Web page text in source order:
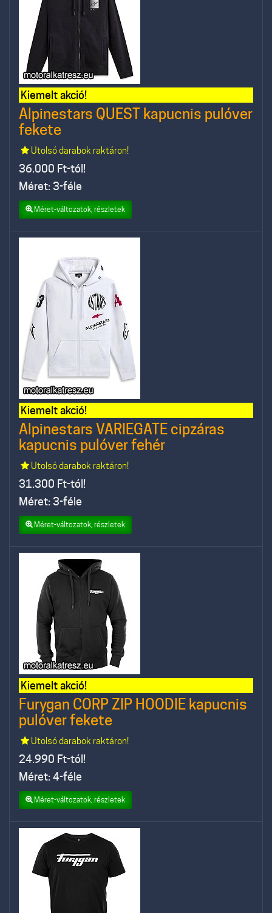
Kiemelt akció!
Alpinestars QUEST kapucnis pulóver
fekete
Utolsó darabok raktáron!
36.000 Ft-tól!
Méret: 3-féle
Méret-változatok, részletek
Kiemelt akció!
Alpinestars VARIEGATE cipzáras
kapucnis pulóver fehér
Utolsó darabok raktáron!
31.300 Ft-tól!
Méret: 3-féle
Méret-változatok, részletek
Kiemelt akció!
Furygan CORP ZIP HOODIE kapucnis
pulóver fekete
Utolsó darabok raktáron!
24.990 Ft-tól!
Méret: 4-féle
Méret-változatok, részletek